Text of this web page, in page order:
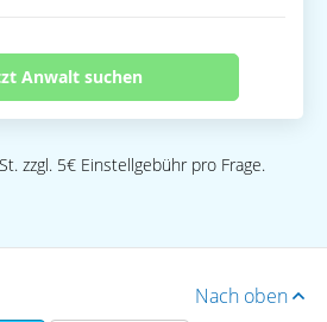
Anwalt suchen
zzgl. 5€ Einstellgebühr pro Frage.
Nach oben